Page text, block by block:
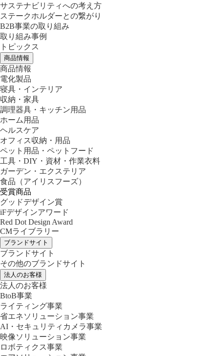
サステナビリティへの考え方
ステークホルダーとの繋がり
B2B事業の取り組み
取り組み事例
トピックス
商品情報
商品情報
電化製品
寝具・インテリア
収納・家具
調理器具・キッチン用品
ホーム用品
ヘルスケア
オフィス収納・用品
ペット用品・ペットフード
工具・DIY・資材・作業衣料
ガーデン・エクステリア
食品 （アイリスフーズ）
受賞商品
グッドデザイン賞
iFデザインアワード
Red Dot Design Award
CMライブラリー
ブランドサイト
ブランドサイト
その他のブランドサイト
法人のお客様
法人のお客様
BtoB事業
ライティング事業
省エネソリューション事業
AI・セキュリティカメラ事業
映像ソリューション事業
ロボティクス事業